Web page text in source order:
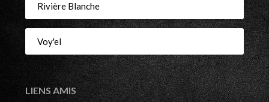
Rivière Blanche
Voy'el
LIENS AMIS